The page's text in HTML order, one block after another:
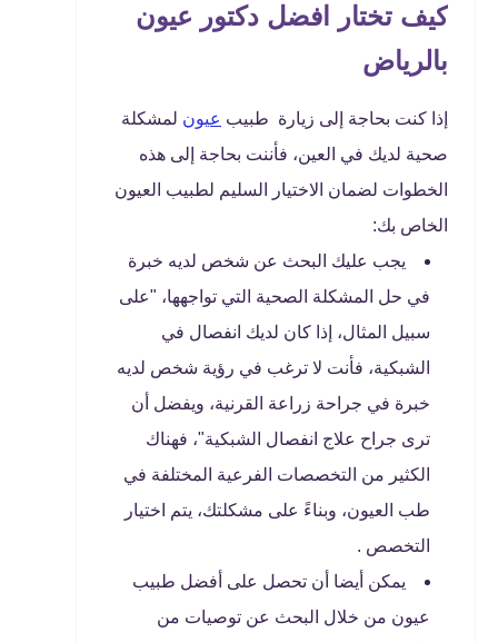
كيف تختار افضل دكتور عيون
بالرياض
إذا كنت بحاجة إلى زيارة طبيب عيون لمشكلة
صحية لديك في العين، فأننت بحاجة إلى هذه
الخطوات لضمان الاختيار السليم لطبيب العيون
الخاص بك:
يجب عليك البحث عن شخص لديه خبرة
في حل المشكلة الصحية التي تواجهها، "على
سبيل المثال، إذا كان لديك انفصال في
الشبكية، فأنت لا ترغب في رؤية شخص لديه
خبرة في جراحة زراعة القرنية، ويفضل أن
ترى جراح علاج انفصال الشبكية"، فهناك
الكثير من التخصصات الفرعية المختلفة في
طب العيون، وبناءً على مشكلتك، يتم اختيار
التخصص .
يمكن أيضا أن تحصل على أفضل طبيب
عيون من خلال البحث عن توصيات من